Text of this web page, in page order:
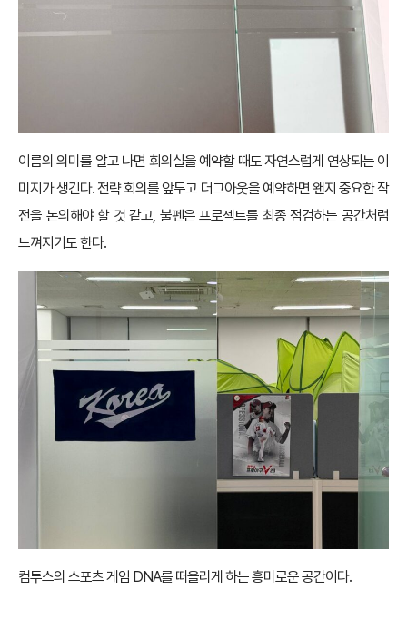
이름의 의미를 알고 나면 회의실을 예약할 때도 자연스럽게 연상되는 이
미지가 생긴다. 전략 회의를 앞두고 더그아웃을 예약하면 왠지 중요한 작
전을 논의해야 할 것 같고, 불펜은 프로젝트를 최종 점검하는 공간처럼
느껴지기도 한다.
컴투스의 스포츠 게임 DNA를 떠올리게 하는 흥미로운 공간이다.